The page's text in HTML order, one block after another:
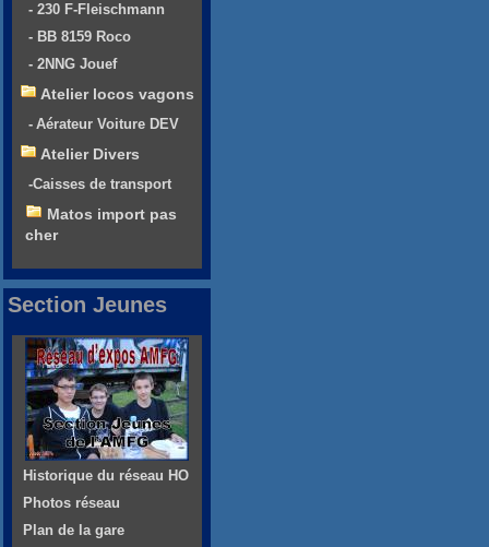
- 230 F-Fleischmann
- BB 8159 Roco
- 2NNG Jouef
Atelier locos vagons
- Aérateur Voiture DEV
Atelier Divers
-Caisses de transport
Matos import pas
cher
Section Jeunes
Historique du réseau HO
Photos réseau
Plan de la gare